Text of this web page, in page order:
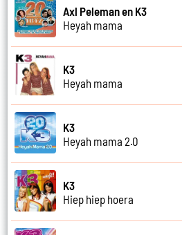
Axl Peleman en K3
Heyah mama
K3
Heyah mama
K3
Heyah mama 2.0
K3
Hiep hiep hoera